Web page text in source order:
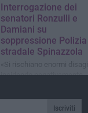
Interrogazione dei
senatori Ronzulli e
Damiani su
soppressione Polizia
stradale Spinazzola
«Si rischiano enormi disagi,
incidendo negativamente
al Codice della strada»
Iscriviti